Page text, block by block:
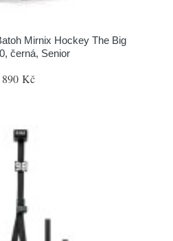
Mirnix Hockey The Big
černá, Senior
Kč